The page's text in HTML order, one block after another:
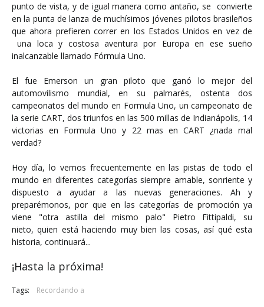
punto de vista, y de igual manera como antaño, se convierte
en la punta de lanza de muchísimos jóvenes pilotos brasileños
que ahora prefieren correr en los Estados Unidos en vez de
una loca y costosa aventura por Europa en ese sueño
inalcanzable llamado Fórmula Uno.
El fue Emerson un gran piloto que ganó lo mejor del
automovilismo mundial, en su palmarés, ostenta dos
campeonatos del mundo en Formula Uno, un campeonato de
la serie CART, dos triunfos en las 500 millas de Indianápolis, 14
victorias en Formula Uno y 22 mas en CART ¿nada mal
verdad?
Hoy día, lo vemos frecuentemente en las pistas de todo el
mundo en diferentes categorías siempre amable, sonriente y
dispuesto a ayudar a las nuevas generaciones. Ah y
preparémonos, por que en las categorías de promoción ya
viene "otra astilla del mismo palo" Pietro Fittipaldi, su
nieto, quien está haciendo muy bien las cosas, así qué esta
historia, continuará...
¡Hasta la próxima!
Tags: Recordando a